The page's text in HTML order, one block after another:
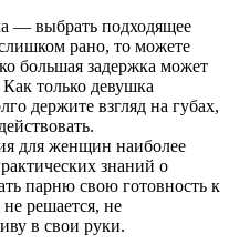
— выбрать подходящее
рано, то можете
большая задержка может
только девушка
держите взгляд на губах,
для женщин наиболее
знаний о
парню свою готовность к
решается, не
в свои руки.